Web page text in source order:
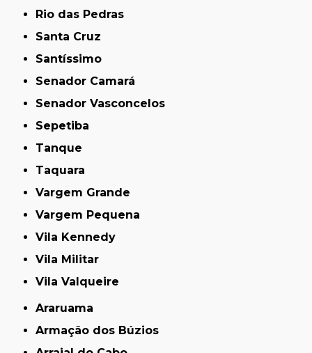
Rio das Pedras
Santa Cruz
Santíssimo
Senador Camará
Senador Vasconcelos
Sepetiba
Tanque
Taquara
Vargem Grande
Vargem Pequena
Vila Kennedy
Vila Militar
Vila Valqueire
Araruama
Armação dos Búzios